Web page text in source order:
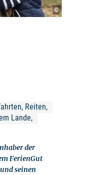
©
Reiten,
Lande,
der
FerienGut
seinen